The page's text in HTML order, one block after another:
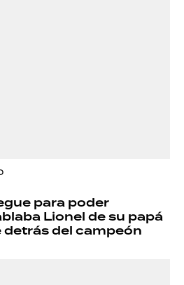
para poder
Lionel de su papá
del campeón